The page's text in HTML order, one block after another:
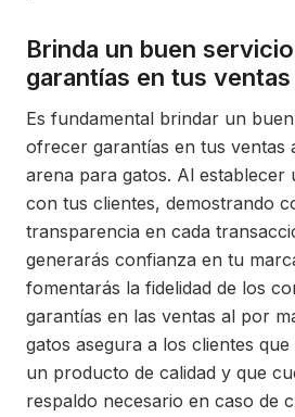
Brinda un buen
garantías en tus
Es fundamental brindar un
ofrecer garantías en tus ventas
arena para gatos. Al establecer
con tus clientes, demostrando
transparencia en cada
generarás confianza en tu
fomentarás la fidelidad de los
garantías en las ventas al por
gatos asegura a los clientes
un producto de calidad y que
respaldo necesario en caso de